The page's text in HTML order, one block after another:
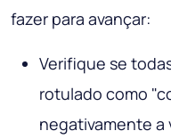
fazer para avançar:
Verifique se
rotulado como
negativamente a